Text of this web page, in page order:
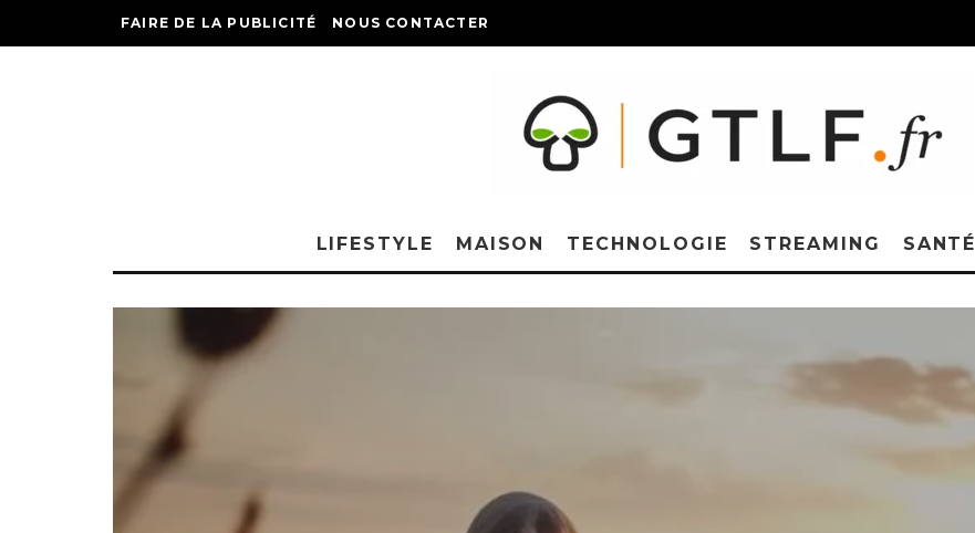
FAIRE DE LA PUBLICITÉ NOUS CONTACTER
LIFESTYLE MAISON TECHNOLOGIE STREAMING SANTÉ